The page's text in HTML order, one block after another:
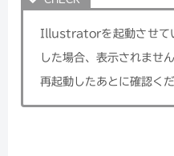
Illustratorを起動させて
した場合、表示されません
再起動したあとに確認くだ